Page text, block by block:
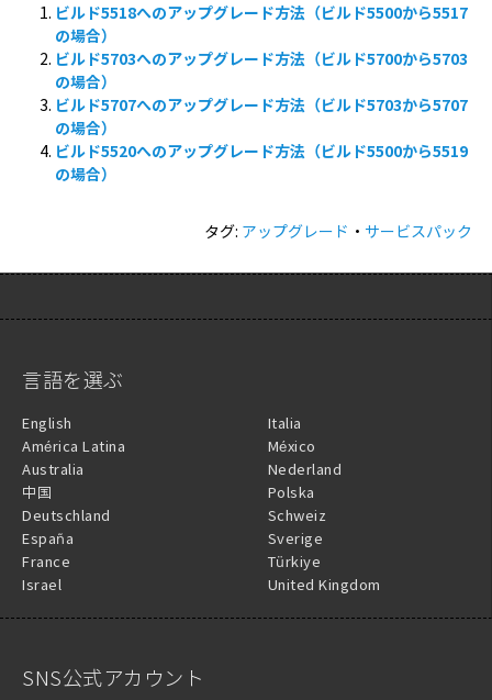
ビルド5518へのアップグレード方法（ビルド5500から5517
の場合）
ビルド5703へのアップグレード方法（ビルド5700から5703
の場合）
ビルド5707へのアップグレード方法（ビルド5703から5707
の場合）
ビルド5520へのアップグレード方法（ビルド5500から5519
の場合）
タグ: アップグレード ・ サービスパック
言語を選ぶ
English
América Latina
Australia
中国
Deutschland
España
France
Israel
Italia
México
Nederland
Polska
Schweiz
Sverige
Türkiye
United Kingdom
SNS公式アカウント